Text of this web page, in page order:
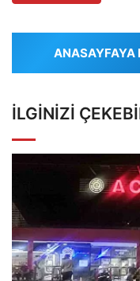
ANASAYFAYA
İLGINIZI